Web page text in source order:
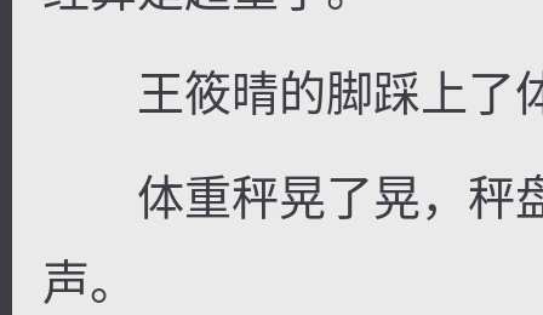
王筱晴的脚踩上了
体重秤晃了晃，秤
声。